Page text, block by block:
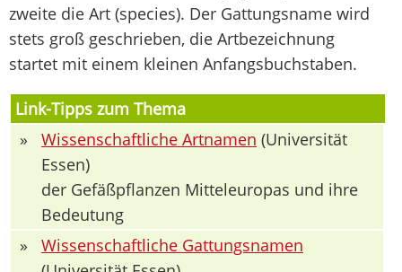
zweite die Art (species). Der Gattungsname wird
stets groß geschrieben, die Artbezeichnung
startet mit einem kleinen Anfangsbuchstaben.
Link-Tipps zum Thema
»
Wissenschaftliche Artnamen (Universität
Essen)
der Gefäßpflanzen Mitteleuropas und ihre
Bedeutung
»
Wissenschaftliche Gattungsnamen